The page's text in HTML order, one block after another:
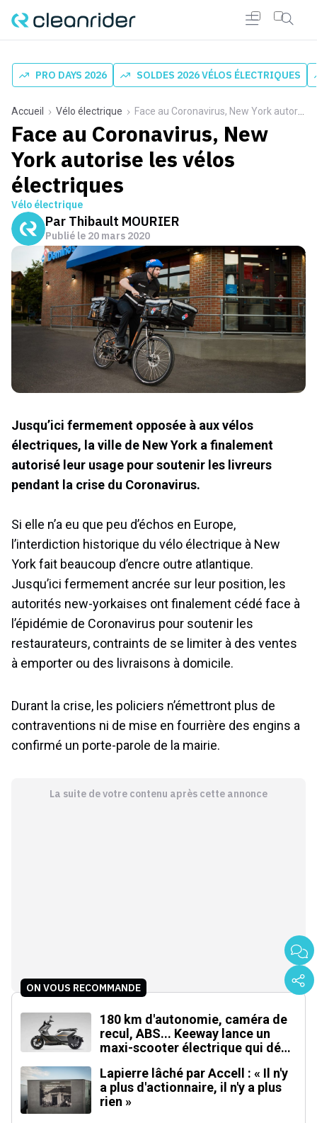
PRO DAYS 2026 SOLDES 2026 VÉLOS ÉLECTRIQUES
Accueil Vélo électrique Face au Coronavirus, New York autorise les vélos électriques
Face au Coronavirus, New
York autorise les vélos
électriques
Vélo électrique
Par Thibault MOURIER
Publié le 20 mars 2020
Jusqu’ici fermement opposée à aux vélos
électriques, la ville de New York a finalement
autorisé leur usage pour soutenir les livreurs
pendant la crise du Coronavirus.
Si elle n’a eu que peu d’échos en Europe,
l’interdiction historique du vélo électrique à New
York fait beaucoup d’encre outre atlantique.
Jusqu’ici fermement ancrée sur leur position, les
autorités new-yorkaises ont finalement cédé face à
l’épidémie de Coronavirus pour soutenir les
restaurateurs, contraints de se limiter à des ventes
à emporter ou des livraisons à domicile.
Durant la crise, les policiers n’émettront plus de
contraventions ni de mise en fourrière des engins a
confirmé un porte-parole de la mairie.
La suite de votre contenu après cette annonce
ON VOUS RECOMMANDE
180 km d'autonomie, caméra de
recul, ABS... Keeway lance un
maxi-scooter électrique qui défie
Lapierre lâché par Accell : « Il n'y
a plus d'actionnaire, il n'y a plus
rien »